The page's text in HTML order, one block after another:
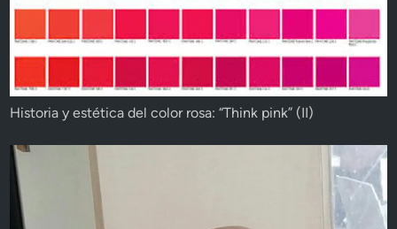
Historia y estética del color rosa: “Think pink” (II)